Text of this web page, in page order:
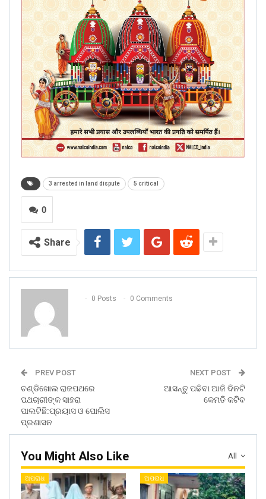
3 arrested in land dispute 5 critical
0
Share
0 Posts 0 Comments
PREV POST
ଚଣ୍ଡିଖୋଲ ରାଜପଥରେ
ପଥଚାରୀଙ୍କ ସାହରା
ପାଲଟିଛି:ପ୍ରୟାସ ଓ ପୋଲିସ
ପ୍ରଶାସନ
NEXT POST
ଆସନ୍ତୁ ପଢିବା ଆଜି ଦିନଟି
କେମତି କଟିବ
All
You Might Also Like
ଅପରାଧ ଅପରାଧ